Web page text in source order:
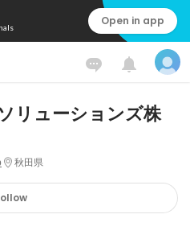
Open in app
リューションズ株
秋田県